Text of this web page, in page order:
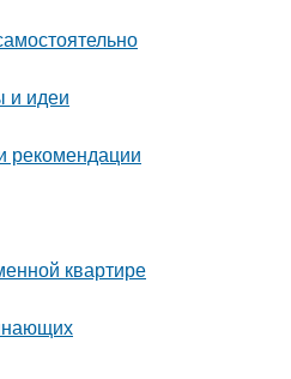
и идеи
рекомендации
квартире